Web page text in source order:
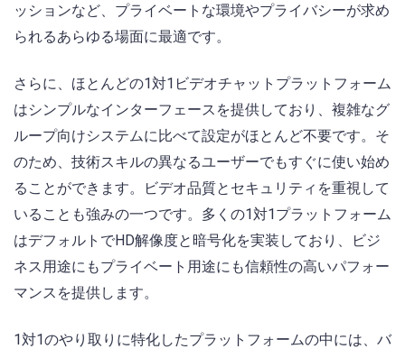
ッションなど、プライベートな環境やプライバシーが求め
られるあらゆる場面に最適です。
さらに、ほとんどの1対1ビデオチャットプラットフォーム
はシンプルなインターフェースを提供しており、複雑なグ
ループ向けシステムに比べて設定がほとんど不要です。そ
のため、技術スキルの異なるユーザーでもすぐに使い始め
ることができます。ビデオ品質とセキュリティを重視して
いることも強みの一つです。多くの1対1プラットフォーム
はデフォルトでHD解像度と暗号化を実装しており、ビジ
ネス用途にもプライベート用途にも信頼性の高いパフォー
マンスを提供します。
1対1のやり取りに特化したプラットフォームの中には、バ